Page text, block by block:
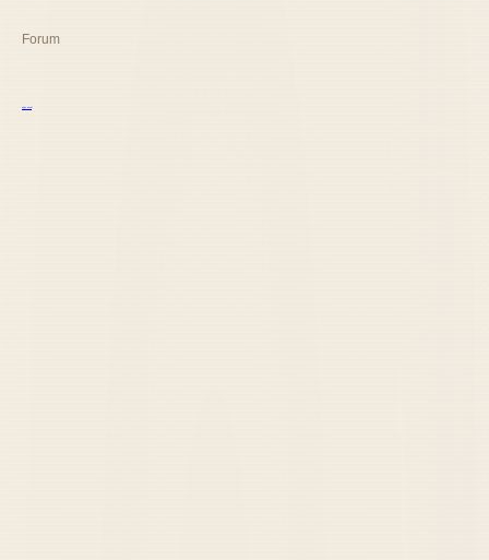
Forum
курс excel